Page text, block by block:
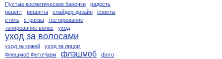
Пустые косметические баночки
радость
рецепт
рецепты слайдер-дизайн
советы
стиль
стрижка
тестирование
тонирование волос
уход
уход за волосами
уход за кожей
уход за лицом
Флешмоб ФотоЧарм
флэшмоб фото